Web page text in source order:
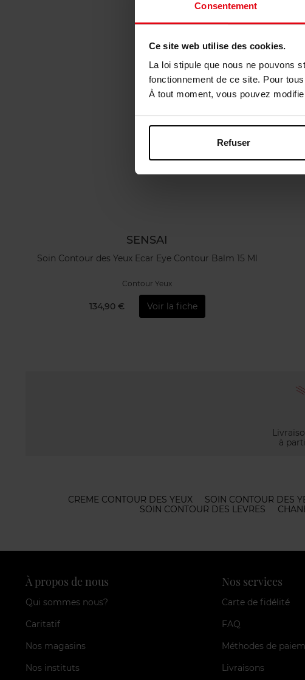
Consentement
Ce site web utilise des cookies.
La loi stipule que nous ne pouvons
fonctionnement de ce site. Pour
À tout moment, vous pouvez
Refuser
SENSAI
Soin Contour des Yeux Ecar Eye Contour Balm 15 Ml
Contour Yeux
134,90 € Voir la fiche
à
CREME CONTOUR DES YEUX SOIN CONTOUR DES
SOIN CONTOUR DES LEVRES
À propos de nous
Qui sommes nous?
Caritatif
Nos magasins
Nos instituts
Nos services
Carte de fidélité
FAQ
Méthodes de
Livraisons